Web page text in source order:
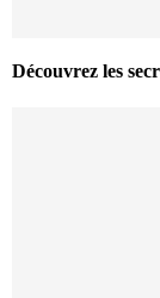
Découvrez les